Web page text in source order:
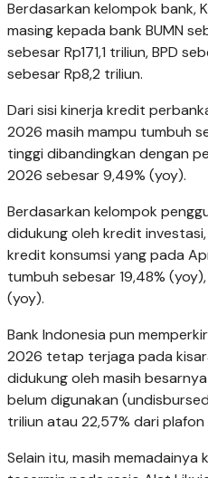
Berdasarkan kelompok bank,
masing kepada bank BUMN
sebesar Rp171,1 triliun, BPD
sebesar Rp8,2 triliun.
Dari sisi kinerja kredit
2026 masih mampu tumbuh
tinggi dibandingkan dengan
2026 sebesar 9,49% (yoy).
Berdasarkan kelompok
didukung oleh kredit
kredit konsumsi yang pada
tumbuh sebesar 19,48%
(yoy).
Bank Indonesia pun
2026 tetap terjaga pada
didukung oleh masih
belum digunakan
triliun atau 22,57% dari
Selain itu, masih